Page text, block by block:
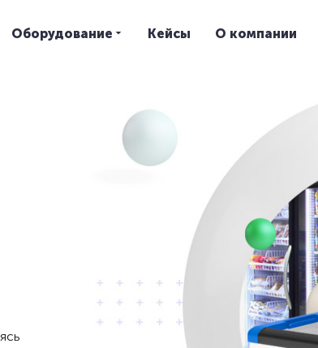
Оборудование Кейсы О компании